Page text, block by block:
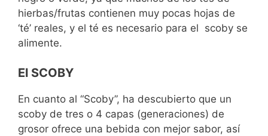
hierbas/frutas contienen muy pocas hojas de
‘té’ reales, y el té es necesario para el scoby se
alimente.
El SCOBY
En cuanto al “Scoby”, ha descubierto que un
scoby de tres o 4 capas (generaciones) de
grosor ofrece una bebida con mejor sabor, así